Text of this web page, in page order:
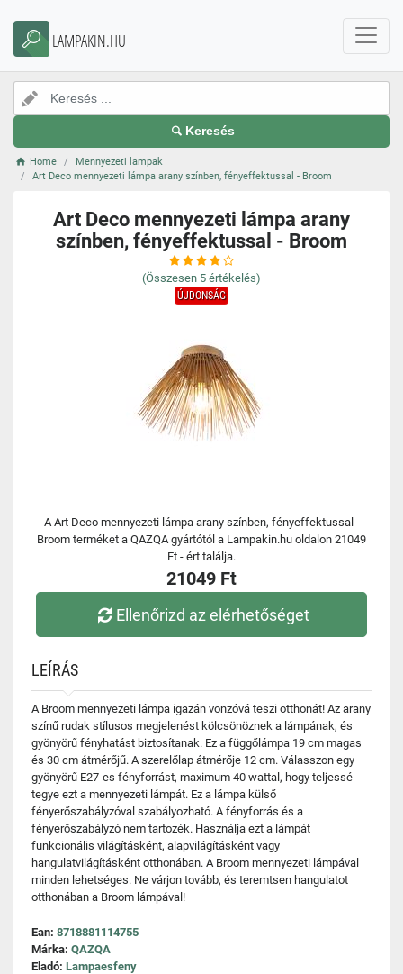
LAMPAKIN.HU
Keresés
Home
Mennyezeti lampak
Art Deco mennyezeti lámpa arany színben, fényeffektussal - Broom
Art Deco mennyezeti lámpa arany
színben, fényeffektussal - Broom
(Összesen 5 értékelés)
ÚJDONSÁG
A Art Deco mennyezeti lámpa arany színben, fényeffektussal -
Broom terméket a QAZQA gyártótól a Lampakin.hu oldalon 21049
Ft - ért találja.
21049 Ft
Ellenőrizd az elérhetőséget
LEÍRÁS
A Broom mennyezeti lámpa igazán vonzóvá teszi otthonát! Az arany
színű rudak stílusos megjelenést kölcsönöznek a lámpának, és
gyönyörű fényhatást biztosítanak. Ez a függőlámpa 19 cm magas
és 30 cm átmérőjű. A szerelőlap átmérője 12 cm. Válasszon egy
gyönyörű E27-es fényforrást, maximum 40 wattal, hogy teljessé
tegye ezt a mennyezeti lámpát. Ez a lámpa külső
fényerőszabályzóval szabályozható. A fényforrás és a
fényerőszabályzó nem tartozék. Használja ezt a lámpát
funkcionális világításként, alapvilágításként vagy
hangulatvilágításként otthonában. A Broom mennyezeti lámpával
minden lehetséges. Ne várjon tovább, és teremtsen hangulatot
otthonában a Broom lámpával!
Ean: 8718881114755
Márka: QAZQA
Eladó: Lampaesfeny